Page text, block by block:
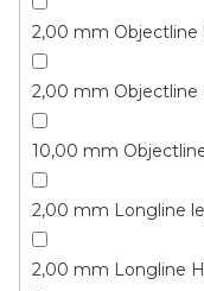
2,00 mm Objectline
2,00 mm Objectline
10,00 mm
2,00 mm Longline
2,00 mm Longline
459 Kč / m2
499 Kč
Fix 30 (lepená)